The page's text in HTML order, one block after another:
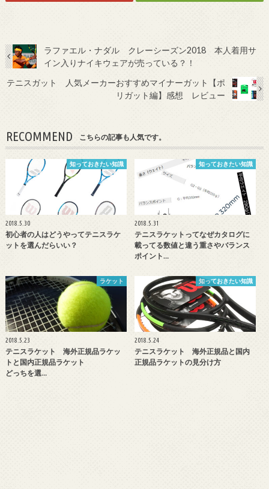
ラファエル・ナダル クレーシーズン2018 本人着用サ
イン入りナイキウェアが売っている？！
テニスガット 人気メーカーおすすめマイナーガット【ポ
リガット編】感想 レビュー
RECOMMEND こちらの記事も人気です。
知っておきたい知識
2018.5.30
初心者の人はどうやってテニスラケ
ットを選んだらいい？
知っておきたい知識
2018.5.31
テニスラケットってなぜカタログに
載ってる数値と違う重さやバランス
ポイント…
ラケット
2018.5.23
テニスラケット 海外正規品ラケッ
トと国内正規品ラケット
どっちを選…
知っておきたい知識
2018.5.24
テニスラケット 海外正規品と国内
正規品ラケットの見分け方